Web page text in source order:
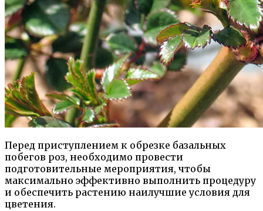
Перед приступлением к обрезке базальных
побегов роз, необходимо провести
подготовительные мероприятия, чтобы
максимально эффективно выполнить процедуру
и обеспечить растению наилучшие условия для
цветения.